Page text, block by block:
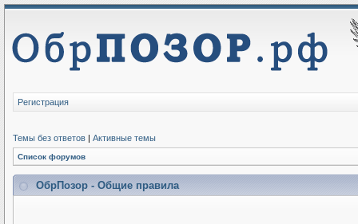
Регистрация
Темы без ответов | Активные темы
Список форумов
ОбрПозор - Общие правила